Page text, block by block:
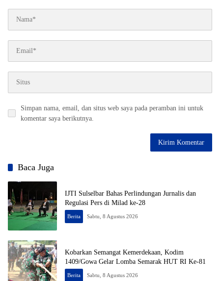
Simpan nama, email, dan situs web saya pada peramban ini untuk
komentar saya berikutnya.
Baca Juga
IJTI Sulselbar Bahas Perlindungan Jurnalis dan
Regulasi Pers di Milad ke-28
Berita Sabtu, 8 Agustus 2026
Kobarkan Semangat Kemerdekaan, Kodim
1409/Gowa Gelar Lomba Semarak HUT RI Ke-81
Berita Sabtu, 8 Agustus 2026